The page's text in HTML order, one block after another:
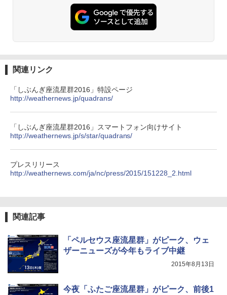
関連リンク
「しぶんぎ座流星群2016」特設ページ
http://weathernews.jp/quadrans/
「しぶんぎ座流星群2016」スマートフォン向けサイト
http://weathernews.jp/s/star/quadrans/
プレスリリース
http://weathernews.com/ja/nc/press/2015/151228_2.html
関連記事
「ペルセウス座流星群」がピーク、ウェ
ザーニューズが今年もライブ中継
2015年8月13日
今夜「ふたご座流星群」がピーク、前後1